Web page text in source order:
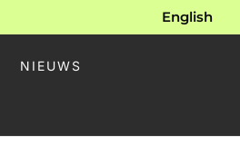
English
NIEUWS